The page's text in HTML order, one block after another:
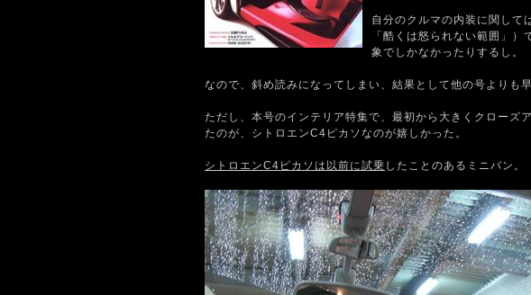
自分のクルマの内装に関して
「酷くは怒られない範囲」
象でしかなかったりするし。
なので、斜め読みになってしまい、結果として他の号よりも
ただし、本号のインテリア特集で、最初から大きくクローズ
たのが、シトロエンC4ピカソなのが嬉しかった。
シトロエンC4ピカソは以前に試乗 したことのあるミニバン。